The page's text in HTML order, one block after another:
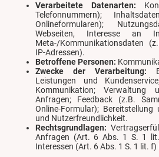
Verarbeitete Datenarten:
Telefonnummern);
Onlineformularen);
Webseiten, Interesse an
Meta-/Kommunikationsdaten
IP-Adressen).
Betroffene Personen:
Zwecke der Verarbeitung:
Leistungen und
Kommunikation; Verwaltung
Anfragen; Feedback (z.B.
Online-Formular); Bereitstellung
und Nutzerfreundlichkeit.
Rechtsgrundlagen:
Anfragen (Art. 6 Abs. 1 S. 1 lit.
Interessen (Art. 6 Abs. 1 S. 1 lit. f)